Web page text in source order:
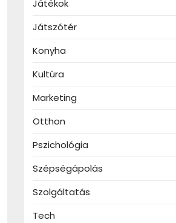
Játékok
Játszótér
Konyha
Kultúra
Marketing
Otthon
Pszichológia
Szépségápolás
Szolgáltatás
Tech